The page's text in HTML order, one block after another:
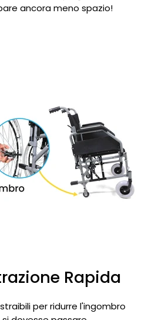
ancora meno spazio!
Rapida
per ridurre l'ingombro